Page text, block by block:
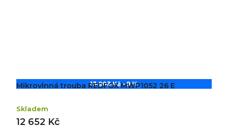
13 903 Kč –9 %
Mikrovlnná trouba REDFOX MWP1052 26 E
Skladem
12 652 Kč